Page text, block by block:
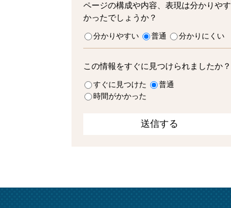
ページの構成や内容、表現は分かりやす
かったでしょうか？
分かりやすい 普通 分かりにくい
この情報をすぐに見つけられましたか？
すぐに見つけた
普通
時間がかかった